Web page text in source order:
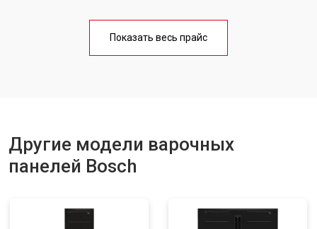
Показать весь прайс
Другие модели варочных
панелей Bosch